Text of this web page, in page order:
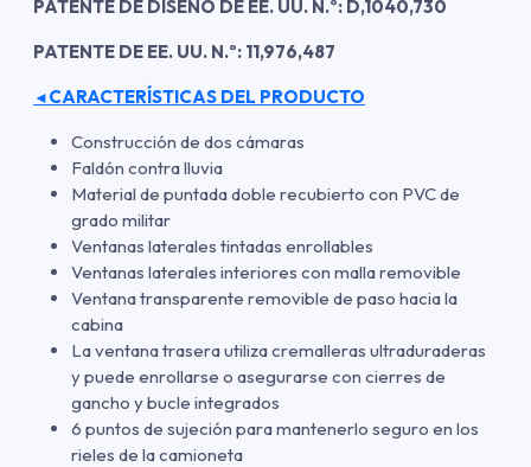
PATENTE DE DISEÑO DE EE. UU. N.º: D,1040,730
PATENTE DE EE. UU. N.º: 11,976,487
◄CARACTERÍSTICAS DEL PRODUCTO
Construcción de dos cámaras
Faldón contra lluvia
Material de puntada doble recubierto con PVC de
grado militar
Ventanas laterales tintadas enrollables
Ventanas laterales interiores con malla removible
Ventana transparente removible de paso hacia la
cabina
La ventana trasera utiliza cremalleras ultraduraderas
y puede enrollarse o asegurarse con cierres de
gancho y bucle integrados
6 puntos de sujeción para mantenerlo seguro en los
rieles de la camioneta